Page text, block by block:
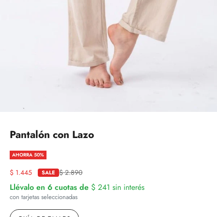
Pantalón con Lazo
AHORRA 50%
Precio de oferta
$ 1.445 SALE Precio normal
$ 2.890
Llévalo en 6 cuotas de $ 241 sin interés
con tarjetas seleccionadas